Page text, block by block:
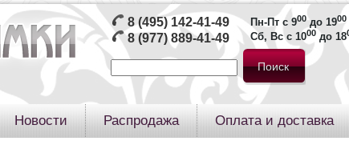
8 (495) 142-41-49
8 (977) 889-41-49
Пн-Пт с 900до 1900
Сб, Вс с 1000до 18
Новости Распродажа Оплата и доставка